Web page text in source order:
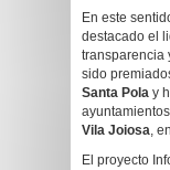
En este
destacado el
transparencia
sido
Santa Pola y
Vila Joiosa,
El proyecto